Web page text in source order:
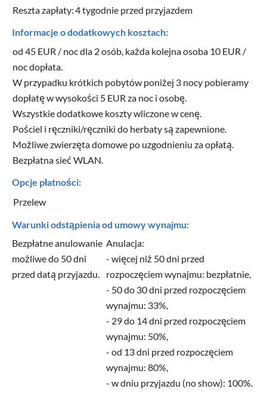
Reszta zapłaty:4 tygodnie przed przyjazdem
Informacje o dodatkowych kosztach:
od 45 EUR / noc dla 2 osób, każda kolejna osoba 10 EUR /
noc dopłata.
W przypadku krótkich pobytów poniżej 3 nocy pobieramy
dopłatę w wysokości 5 EUR za noc i osobę.
Wszystkie dodatkowe koszty wliczone w cenę.
Pościel i ręczniki/ręczniki do herbaty są zapewnione.
Możliwe zwierzęta domowe po uzgodnieniu za opłatą.
Bezpłatna sieć WLAN.
Opcje płatności:
Przelew
Warunki odstąpienia od umowy wynajmu:
Bezpłatne anulowanie
możliwe do 50 dni
przed datą przyjazdu.
Anulacja:
- więcej niż 50 dni przed
rozpoczęciem wynajmu: bezpłatnie,
- 50 do 30 dni przed rozpoczęciem
wynajmu: 33%,
- 29 do 14 dni przed rozpoczęciem
wynajmu: 50%,
- od 13 dni przed rozpoczęciem
wynajmu: 80%,
- w dniu przyjazdu (no show): 100%.